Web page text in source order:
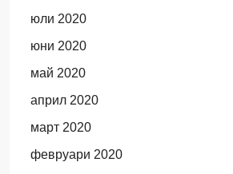
юли 2020
юни 2020
май 2020
април 2020
март 2020
февруари 2020